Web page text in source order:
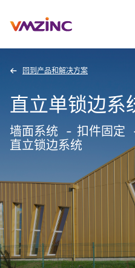
回到产品和解决方案
直立单锁边系
墙面系统 扣件固定
直立锁边系统